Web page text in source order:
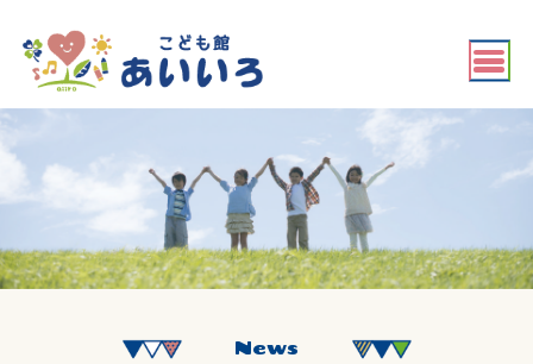
News